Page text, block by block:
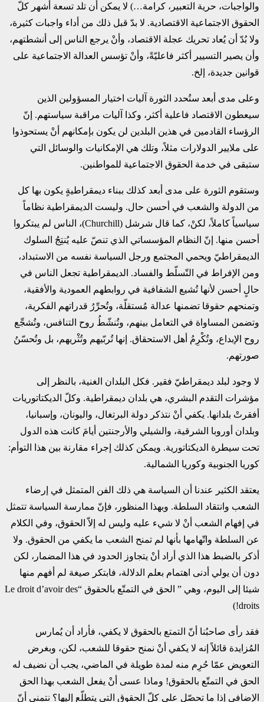
والواجبات، حرية التعبير، كرامة…) لا يمكن أن تلد تسعة أشهر كلّ
الحقوق الاجتماعية الاقتصادية. لا بدّ قبل ذلك من أداء واجبات كثيرة،
ولا بُدّ أن يُعاد تحريك عجلة الاقتصاد، وأنْ يرجع الناس إلى أنشطتهم،
وأن يصير التسيير أكثر فاعليّةً، وأنْ تؤسس العدالة الاجتماعية على
قوانين جديدة، إلخ.
وعلى مدى أبعد ستُحدد الثورة آليات اختيار المسؤولين الذين
سيعطون الاقتصاد فاعلية أكثر، وكذا آليات مراقبة سياستهم. إنّ
الرؤساء القادمين في هذين البلدين لن يكون بإمكانهم أنْ يستحوذوا
على ملايير الدولارات مثلاً، وتلك هي الإمكانيات والوسائل التي
ستبقى في خدمة الحقوق الاجتماعية للمواطنين.
وستقوم الثورة على مدى أبعد كذلك ببناء ديمقراطيةٍ يكون بها كل
من الدولة والشعب في أحسن حال. وليست الديمقراطية نظاماً
سياسياً كاملاً، لكنْ، كما قال شرشل (Churchill)، الناس لم يبتكروا
أحسن منها. إنّ النظام المؤسساتي الذي تنصّ عليه يُنتِجُ السلوك
الديمقراطيّ ويحمي المجتمع ورجل السياسة نفسه من الاستبداد،
ومن الإفراط في التّسلّط والفساد. الديمقراطية تجعل الناس في
حالٍ أحسن لأنها تُشيع الشفافية في روابطهم العمودية والأفقية،
وتمنحهم حقوقا تضمنها عدالة مُستقلّة، وتُحرِّرُ قدراتهم الفكرية،
وتضمن المساواة في التعامل بينهم، وتُنشّطُ روح التنافس، وتُشجِّع
روح الإبداع، وتُكْرِمُ أهل الاستحقاق. إنها تُربّيهم وتُثْريهم، بل وتُحسّنُ
صورتهم.
لا وجود لبلد ديمقراطيّ فقير. فكل البلدان الغنية، بالنظر إلى
مؤشرات التقدم البشري، هي بلدان ديمقراطية. وكلّ الديكتاتوريات
أفقرتْ بلدانها. يكفي أنْ نتذكر دولة البرتغال، واليونان، وإسبانيا،
وبلدان أوروبا الشرقية، والشيلي والأرجنتين أيامَ كانت هذه الدول
تحت سيطرة الديكتاتورية. ويمكن كذلك إجراء مقارنة بين هذا التوأم:
كوريا الجنوبية وكوريا الشمالية.
يعتقد الكثير عندنا أن السياسة هي ذلك الفن المتمثل في إرضاء
الشعب وانتقاد السلطة. وبهذا المنظور، فإنّ ممارسة السياسة تتمثل
في إفهام الشعب أنْ لا شيء عليه وليس له إلاّ الحقوق، وفي الكلام
عن السلطة واتّهامها بأنها لم تمنح الشعب ما يكفي من الحقوق. ولا
أذكر بالضبط هذا الذي أراد أنْ يتجاوز الحدود في هذا المضمار، لكن
دون أن يولي أدنى اهتمام بعلم الدلالة، فابتكر صيغة لم أفهم منها
شيئا إلى اليوم، وهي ” الحق في التمتّع بالحقوق “Le droit d’avoir des
droits!)
فقد رأى صاحبُنا أنّ التمتع بالحقوق لا يكفي، فأراد أن يُمارس
المُزايدة قائلاً إنه لا يكفي أنْ نمنح حقوقا للشعب، لكن، وبغرض
التعويض عمّا حُرِم منه لمدة طويلة في الماضي، يجب أن نضيف له
الحق في التمتّع بالحقوق! وماذا عسى أنْ يفعل الشعب بهذا الحق
الإضافي إذا ما تحصّل على كلّ الحقوق التي يتطلّع إليها؟ نتمنى أنّ